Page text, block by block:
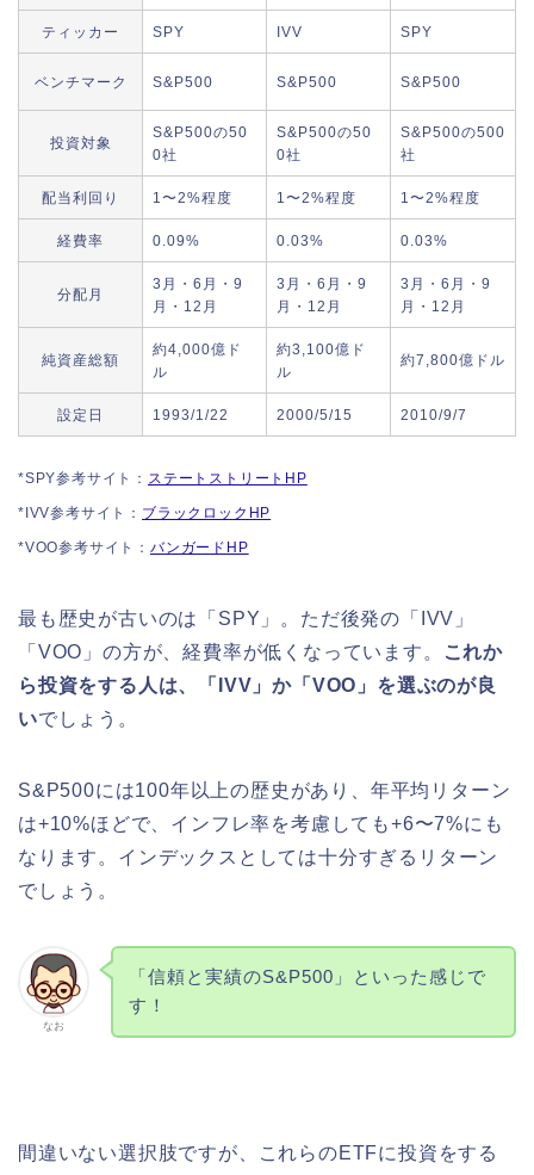
ティッカー SPY IVV SPY
ベンチマーク S&P500 S&P500 S&P500
投資対象
S&P500の50
0社
S&P500の50
0社
S&P500の500
社
配当利回り 1〜2%程度 1〜2%程度 1〜2%程度
経費率 0.09% 0.03% 0.03%
分配月
3月・6月・9
月・12月
3月・6月・9
月・12月
3月・6月・9
月・12月
純資産総額
約4,000億ド
ル
約3,100億ド
ル
約7,800億ドル
設定日 1993/1/22 2000/5/15 2010/9/7
*SPY参考サイト： ステートストリートHP
*IVV参考サイト： ブラックロックHP
*VOO参考サイト： バンガードHP
最も歴史が古いのは「SPY」。ただ後発の「IVV」
「VOO」の方が、経費率が低くなっています。
これか
ら投資をする人は、「IVV」か「VOO」を選ぶのが良
いでしょう。
S&P500には100年以上の歴史があり、年平均リターン
は+10%ほどで、インフレ率を考慮しても+6〜7%にも
なります。インデックスとしては十分すぎるリターン
でしょう。
なお
「信頼と実績のS&P500」といった感じで
す！
間違いない選択肢ですが、これらのETFに投資をする